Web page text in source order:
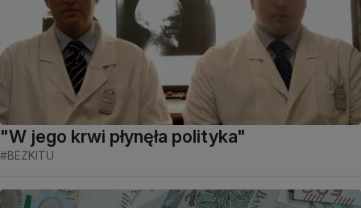
"W jego krwi płynęła polityka"
#BEZKITU